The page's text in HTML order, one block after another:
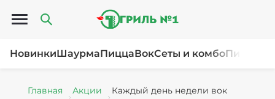
Открыть меню
НовинкиШаурмаПиццаВокСеты и комбоПироги
Главная Акции
Каждый день недели вок